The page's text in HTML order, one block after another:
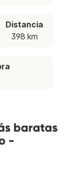
Distancia
398 km
baratas
-